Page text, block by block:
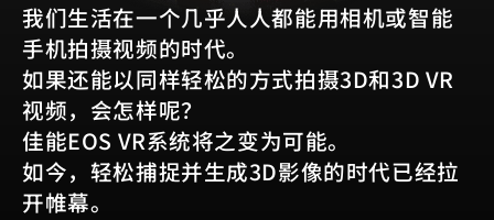
我们生活在一个几乎人人都能用相机或智能
手机拍摄视频的时代。
如果还能以同样轻松的方式拍摄3D和3D VR
视频，会怎样呢？
佳能EOS VR系统将之变为可能。
如今，轻松捕捉并生成3D影像的时代已经拉
开帷幕。